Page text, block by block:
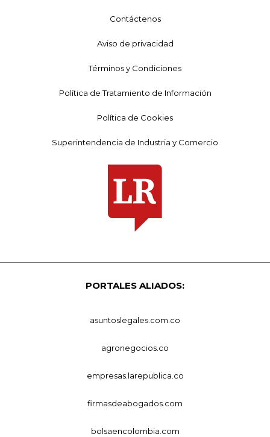
Contáctenos
Aviso de privacidad
Términos y Condiciones
Política de Tratamiento de Información
Política de Cookies
Superintendencia de Industria y Comercio
PORTALES ALIADOS:
asuntoslegales.com.co
agronegocios.co
empresas.larepublica.co
firmasdeabogados.com
bolsaencolombia.com